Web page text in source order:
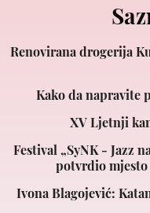
Renovirana drogerija
Kako da napravite
XV Ljetnji
Festival „SyNK - Jazz
potvrdio
Ivona Blagojević: